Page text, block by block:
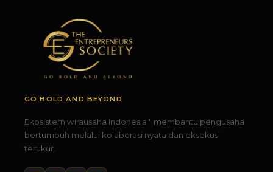
GO BOLD AND BEYOND
Ekosistem wirausaha Indonesia " membantu pengusaha
bertumbuh melalui kolaborasi nyata dan eksekusi
terukur.